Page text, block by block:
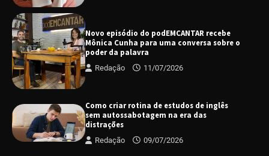
Novo episódio do podEMCANTAR recebe
Mônica Cunha para uma conversa sobre o
poder da palavra
Redação 11/07/2026
Como criar rotina de estudos de inglês
sem autossabotagem na era das
distrações
Redação 09/07/2026